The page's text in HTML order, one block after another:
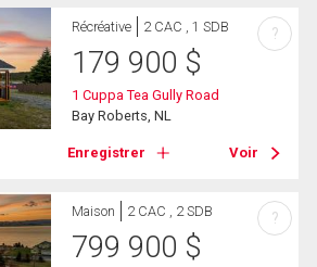
Récréative 2 CAC , 1 SDB
179 900 $
1 Cuppa Tea Gully Road
Bay Roberts, NL
Enregistrer Voir
?
Maison 2 CAC , 2 SDB
799 900 $
?